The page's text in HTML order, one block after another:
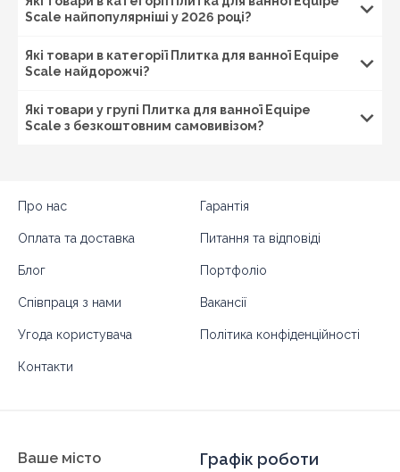
Scale найпопулярніші у 2026 році?
Які товари в категорії Плитка для ванної Equipe
Scale найдорожчі?
Які товари у групі Плитка для ванної Equipe
Scale з безкоштовним самовивізом?
Про нас Гарантія
Оплата та доставка Питання та відповіді
Блог Портфоліо
Співпраця з нами Вакансії
Угода користувача Політика конфіденційності
Контакти
Ваше місто Графік роботи